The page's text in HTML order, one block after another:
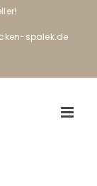
spalek.de